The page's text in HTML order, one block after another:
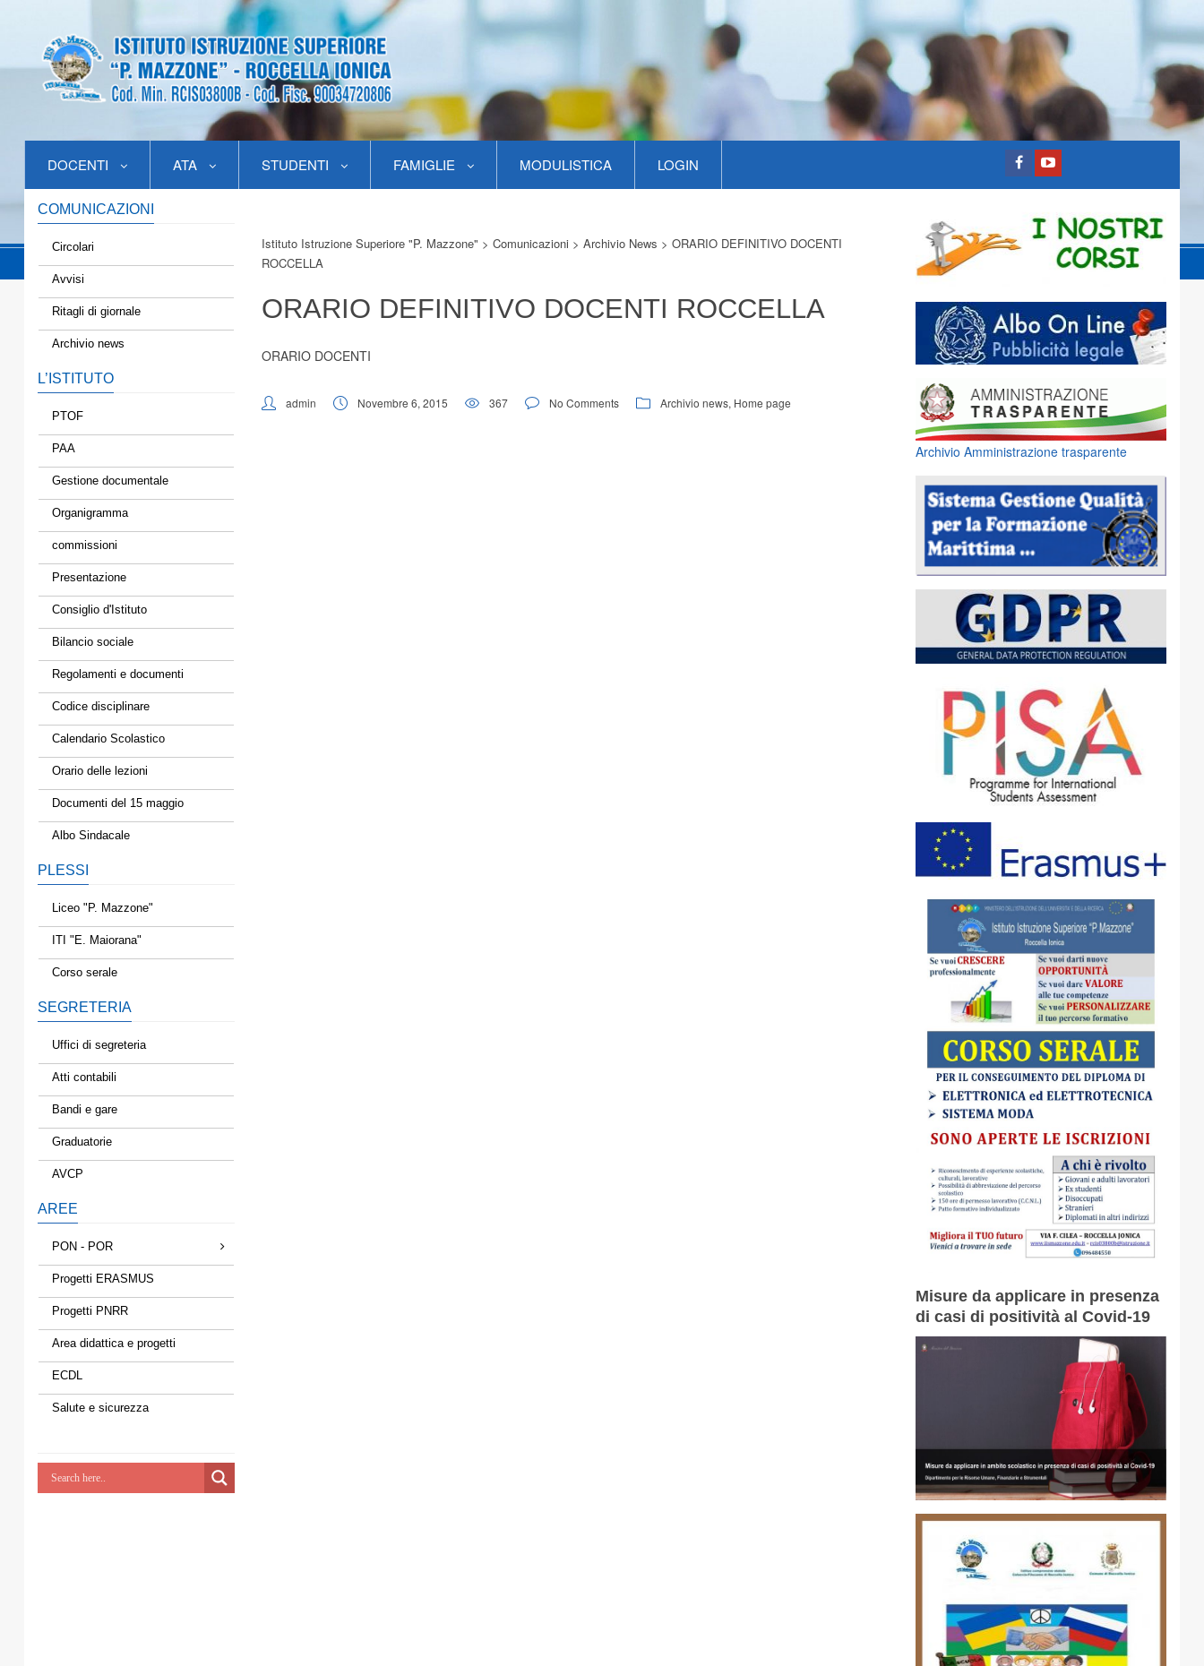
DOCENTI ATA STUDENTI FAMIGLIE MODULISTICA LOGIN
COMUNICAZIONI
Circolari
Avvisi
Ritagli di giornale
Archivio news
L’ISTITUTO
PTOF
PAA
Gestione documentale
Organigramma
commissioni
Presentazione
Consiglio d'Istituto
Bilancio sociale
Regolamenti e documenti
Codice disciplinare
Calendario Scolastico
Orario delle lezioni
Documenti del 15 maggio
Albo Sindacale
PLESSI
Liceo "P. Mazzone"
ITI "E. Maiorana"
Corso serale
SEGRETERIA
Uffici di segreteria
Atti contabili
Bandi e gare
Graduatorie
AVCP
AREE
PON - POR
Progetti ERASMUS
Progetti PNRR
Area didattica e progetti
ECDL
Salute e sicurezza
Istituto Istruzione Superiore "P. Mazzone" > Comunicazioni > Archivio News > ORARIO DEFINITIVO DOCENTI
ROCCELLA
ORARIO DEFINITIVO DOCENTI ROCCELLA
ORARIO DOCENTI
admin Novembre 6, 2015 367 No Comments Archivio news, Home page
Archivio Amministrazione trasparente
Misure da applicare in presenza
di casi di positività al Covid-19